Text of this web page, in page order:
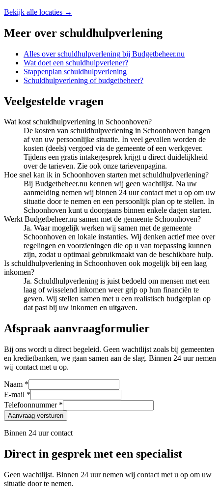
Bekijk alle locaties →
Meer over schuldhulpverlening
Alles overschuldhulpverlening bij Budgetbeheer.nu
Wat doet een schuldhulpverlener?
Stappenplan schuldhulpverlening
Schuldhulpverlening of budgetbeheer?
Veelgestelde vragen
Wat kost schuldhulpverlening in Schoonhoven?
De kosten van schuldhulpverlening in Schoonhoven hangen
af van uw persoonlijke situatie. In veel gevallen worden de
kosten (deels) vergoed via de gemeente of een werkgever.
Tijdens een gratis intakegesprek krijgt u direct duidelijkheid
over de tarieven. Zie ook onze tarievenpagina.
Hoe snel kan ik in Schoonhoven starten met schuldhulpverlening?
Bij Budgetbeheer.nu kennen wij geen wachtlijst. Na uw
aanmelding nemen wij binnen 24 uur contact met u op om uw
situatie door te nemen en een persoonlijk plan op te stellen. In
Schoonhoven kunt u doorgaans binnen enkele dagen starten.
Werkt Budgetbeheer.nu samen met de gemeente Schoonhoven?
Ja. Waar mogelijk werken wij samen met de gemeente
Schoonhoven en lokale instanties. Wij denken actief mee over
regelingen en voorzieningen die op u van toepassing kunnen
zijn, zodat u optimaal gebruikmaakt van de beschikbare hulp.
Is schuldhulpverlening in Schoonhoven ook mogelijk bij een laag
inkomen?
Ja. Schuldhulpverlening is juist bedoeld om mensen met een
laag of wisselend inkomen weer grip op hun financiën te
geven. Wij stellen samen met u een realistisch budgetplan op
dat past bij uw inkomen en uitgaven.
Afspraak aanvraagformulier
Bij ons wordt u direct begeleid. Geen wachtlijst zoals bij gemeenten
en kredietbanken, we gaan samen aan de slag. Binnen 24 uur nemen
wij contact met u op.
Naam *
E-mail *
Telefoonnummer *
Aanvraag versturen
Binnen 24 uur contact
Direct in gesprek met een specialist
Geen wachtlijst. Binnen 24 uur nemen wij contact met u op om uw
situatie door te nemen.